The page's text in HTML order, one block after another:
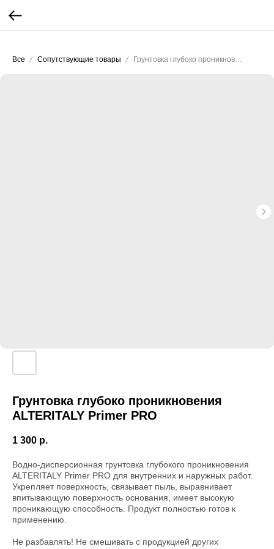
Все Сопутствующие товары Грунтовка глубоко проникновения ALTERITALY Primer PRO
Грунтовка глубоко проникновения
ALTERITALY Primer PRO
1 300 р.
Водно-дисперсионная грунтовка глубокого проникновения
ALTERITALY Primer PRO для внутренних и наружных работ.
Укрепляет поверхность, связывает пыль, выравнивает
впитывающую поверхность основания, имеет высокую
проникающую способность. Продукт полностью готов к
применению.
Не разбавлять! Не смешивать с продукцией других